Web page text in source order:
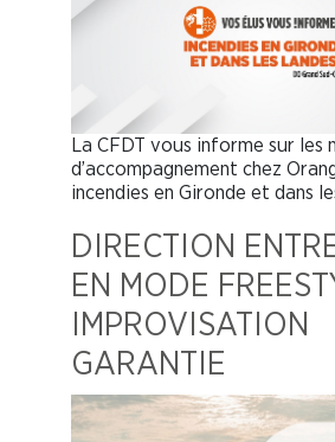
La CFDT vous informe sur les
d’accompagnement chez
incendies en Gironde et dans
DIRECTION
EN MODE
IMPROVISATION
GARANTIE